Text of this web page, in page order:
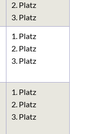
2. Platz
3. Platz
1. Platz
2. Platz
3. Platz
1. Platz
2. Platz
3. Platz